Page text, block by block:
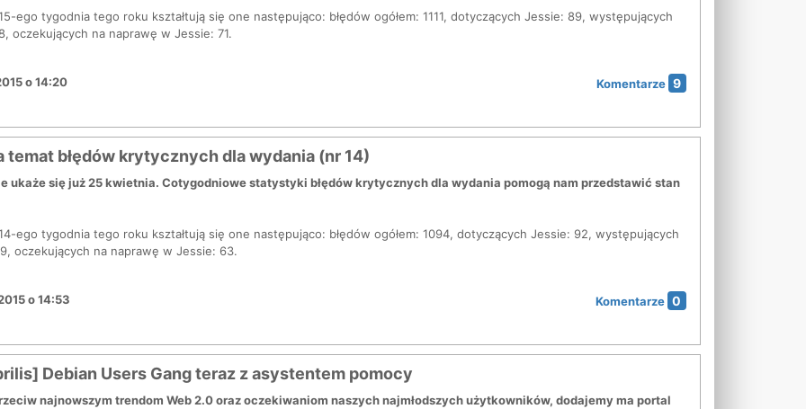
ego tygodnia tego roku kształtują się one następująco: błędów ogółem: 1111, dotyczących Jessie: 89, występujących
oczekujących na naprawę w Jessie: 71.
o 14:20 Komentarze 9
temat błędów krytycznych dla wydania (nr 14)
ukaże się już 25 kwietnia. Cotygodniowe statystyki błędów krytycznych dla wydania pomogą nam przedstawić stan
ego tygodnia tego roku kształtują się one następująco: błędów ogółem: 1094, dotyczących Jessie: 92, występujących
oczekujących na naprawę w Jessie: 63.
o 14:53 Komentarze 0
Debian Users Gang teraz z asystentem pomocy
najnowszym trendom Web 2.0 oraz oczekiwaniom naszych najmłodszych użytkowników, dodajemy ma portal